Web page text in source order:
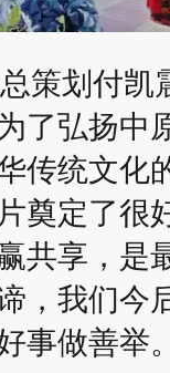
策划付凯
了弘扬中
传统文化
奠定了很
共享，是
，我们今
事做善举